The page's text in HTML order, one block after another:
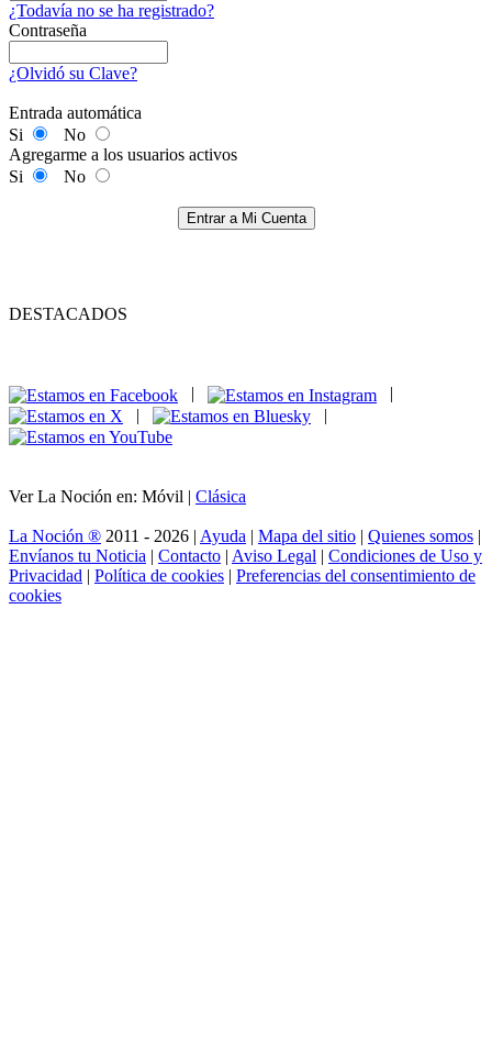
¿Todavía no se ha registrado?
Contraseña
¿Olvidó su Clave?
Entrada automática
Si
No
Agregarme a los usuarios activos
Si
No
Entrar a Mi Cuenta
DESTACADOS
|
|
Ver La Noción en: Móvil | Clásica
La Noción ® 2011 - 2026 | Ayuda | Mapa del sitio | Quienes somos |
Envíanos tu Noticia | Contacto | Aviso Legal | Condiciones de Uso y
Privacidad | Política de cookies | Preferencias del consentimiento de
cookies